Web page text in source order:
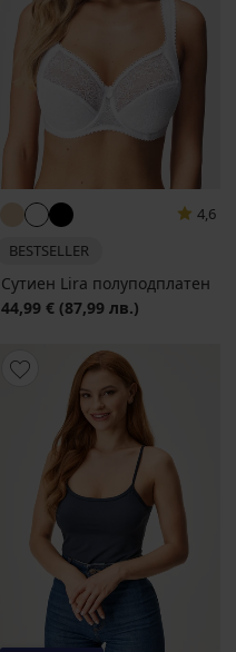
4,6
BESTSELLER
Сутиен Lira полуподплатен
44,99 € (87,99 лв.)